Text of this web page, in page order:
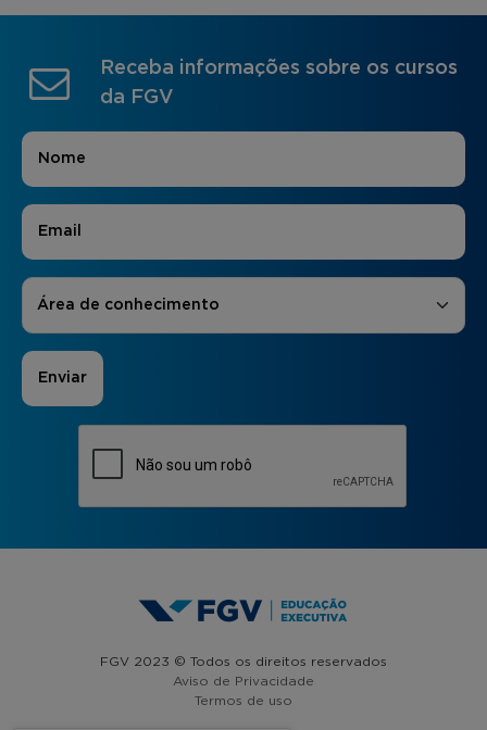
Receba informações sobre os cursos
da FGV
Nome
E-mail
Áreas de Interesse
Área de conhecimento
FGV 2023 © Todos os direitos reservados
Aviso de Privacidade
Termos de uso